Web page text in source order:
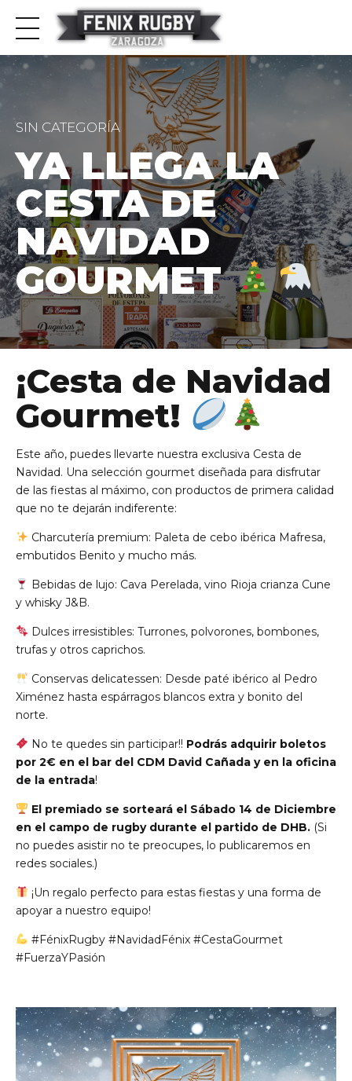
SIN CATEGORÍA
YA LLEGA LA
CESTA DE
NAVIDAD
GOURMET
¡Cesta de Navidad
Gourmet!
Este año, puedes llevarte nuestra exclusiva Cesta de
Navidad. Una selección gourmet diseñada para disfrutar
de las fiestas al máximo, con productos de primera calidad
que no te dejarán indiferente:
Charcutería premium: Paleta de cebo ibérica Mafresa,
embutidos Benito y mucho más.
Bebidas de lujo: Cava Perelada, vino Rioja crianza Cune
y whisky J&B.
Dulces irresistibles: Turrones, polvorones, bombones,
trufas y otros caprichos.
Conservas delicatessen: Desde paté ibérico al Pedro
Ximénez hasta espárragos blancos extra y bonito del
norte.
No te quedes sin participar!! Podrás adquirir boletos
por 2€ en el bar del CDM David Cañada y en la oficina
de la entrada!
El premiado se sorteará el Sábado 14 de Diciembre
en el campo de rugby durante el partido de DHB. (Si
no puedes asistir no te preocupes, lo publicaremos en
redes sociales.)
¡Un regalo perfecto para estas fiestas y una forma de
apoyar a nuestro equipo!
#FénixRugby #NavidadFénix #CestaGourmet
#FuerzaYPasión